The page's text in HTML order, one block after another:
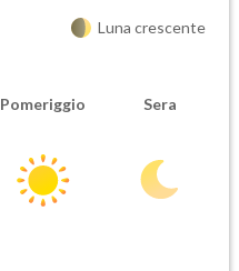
Luna crescente
Pomeriggio Sera